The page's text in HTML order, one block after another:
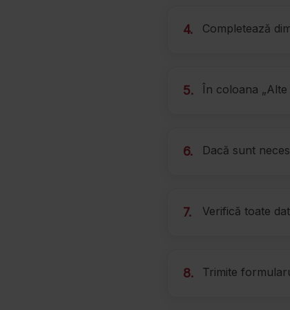
4. Completează
5. În coloana
6. Dacă sunt
7. Verifică toate
8. Trimite